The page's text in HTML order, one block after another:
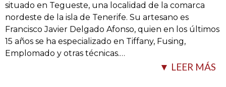
situado en Tegueste, una localidad de la comarca
nordeste de la isla de Tenerife. Su artesano es
Francisco Javier Delgado Afonso, quien en los últimos
15 años se ha especializado en Tiffany, Fusing,
Emplomado y otras técnicas.…
▼ LEER MÁS